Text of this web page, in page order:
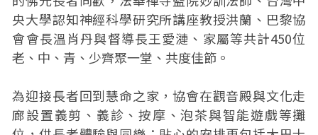
央大學認知神經科學研究所講座教授洪蘭、巴黎協
會會長溫肖丹與督導長王愛漣、家屬等共計450位
老、中、青、少齊聚一堂、共度佳節。
為迎接長者回到慧命之家，協會在觀音殿與文化走
廊設置義剪、義診、按摩、泡茶與智能遊戲等攤